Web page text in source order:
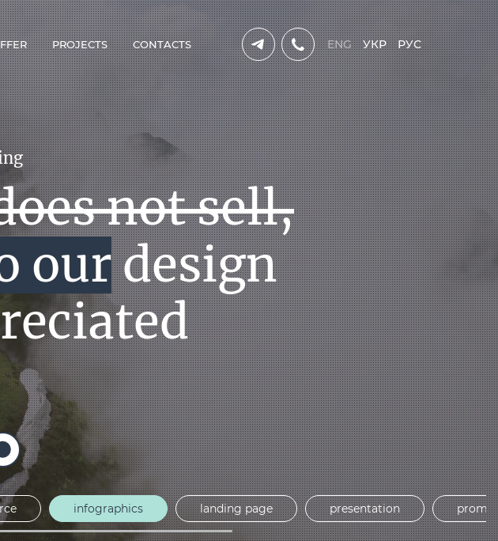
PROJECTS CONTACTS ENG УКР РУС
site, except programmers
spelled,
forclient
infographics landing page presentation promo